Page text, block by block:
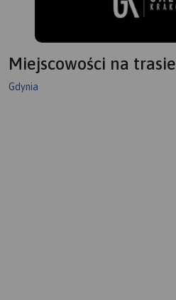
Miejscowości na trasie
Gdynia